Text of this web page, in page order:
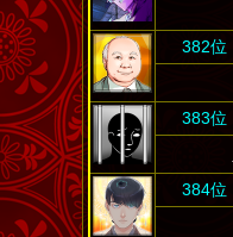
382位
383位
384位